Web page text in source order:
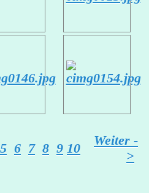
5 6 7 8 9 10
Weiter -
>